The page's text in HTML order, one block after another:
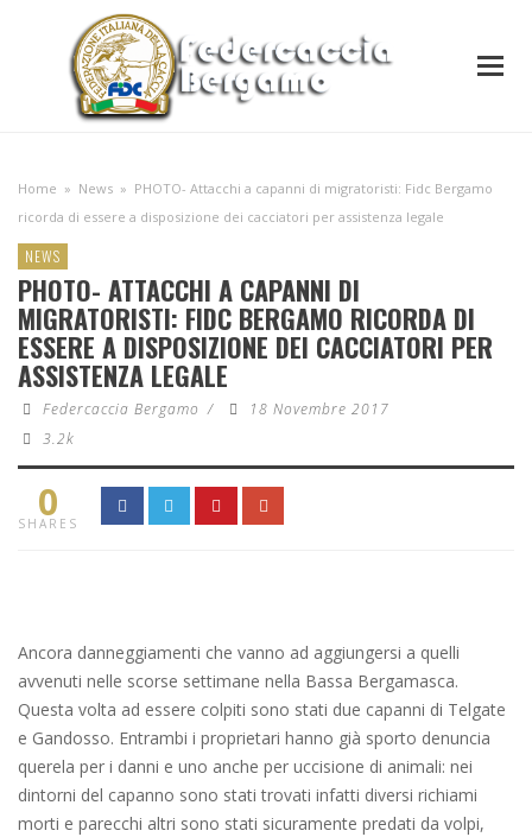
Home » News » PHOTO- Attacchi a capanni di migratoristi: Fidc Bergamo
ricorda di essere a disposizione dei cacciatori per assistenza legale
NEWS
PHOTO- ATTACCHI A CAPANNI DI
MIGRATORISTI: FIDC BERGAMO RICORDA DI
ESSERE A DISPOSIZIONE DEI CACCIATORI PER
ASSISTENZA LEGALE
Federcaccia Bergamo /
18 Novembre 2017
3.2k
0
SHARES
Ancora danneggiamenti che vanno ad aggiungersi a quelli
avvenuti nelle scorse settimane nella Bassa Bergamasca.
Questa volta ad essere colpiti sono stati due capanni di Telgate
e Gandosso. Entrambi i proprietari hanno già sporto denuncia
querela per i danni e uno anche per uccisione di animali: nei
dintorni del capanno sono stati trovati infatti diversi richiami
morti e parecchi altri sono stati sicuramente predati da volpi,